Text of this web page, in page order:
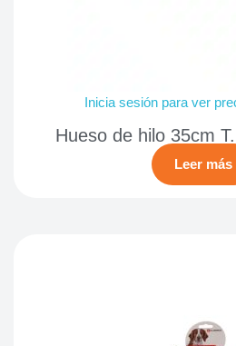
Inicia sesión para ver
Hueso de hilo 35cm
Leer más